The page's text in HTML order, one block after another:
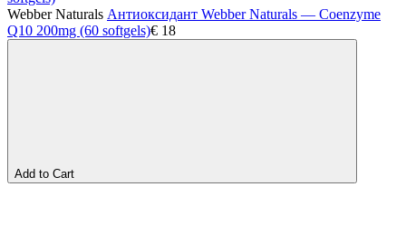
Webber Naturals Антиоксидант Webber Naturals — Coenzyme
Q10 200mg (60 softgels)€ 18
Add to Cart